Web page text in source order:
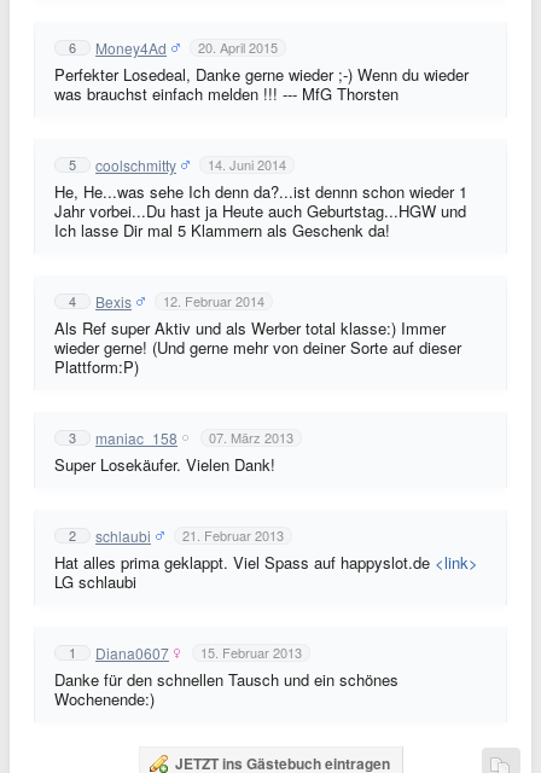
6 Money4Ad 20. April 2015
Perfekter Losedeal, Danke gerne wieder ;-) Wenn du wieder
was brauchst einfach melden !!! --- MfG Thorsten
5 coolschmitty 14. Juni 2014
He, He...was sehe Ich denn da?...ist dennn schon wieder 1
Jahr vorbei...Du hast ja Heute auch Geburtstag...HGW und
Ich lasse Dir mal 5 Klammern als Geschenk da!
4 Bexis 12. Februar 2014
Als Ref super Aktiv und als Werber total klasse:) Immer
wieder gerne! (Und gerne mehr von deiner Sorte auf dieser
Plattform:P)
3 maniac_158 07. März 2013
Super Losekäufer. Vielen Dank!
2 schlaubi 21. Februar 2013
Hat alles prima geklappt. Viel Spass auf happyslot.de <link>
LG schlaubi
1 Diana0607 15. Februar 2013
Danke für den schnellen Tausch und ein schönes
Wochenende:)
JETZT ins Gästebuch eintragen